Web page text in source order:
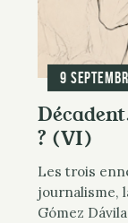
9
? (VI)
Les trois
journalisme,
Gómez